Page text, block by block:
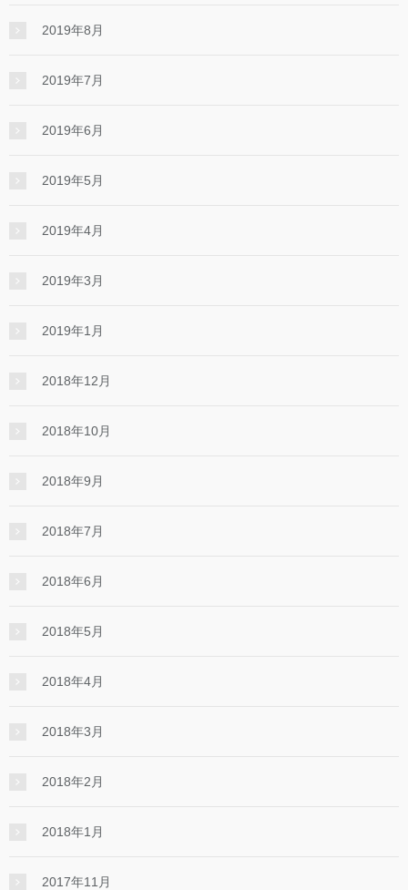
2019年8月
2019年7月
2019年6月
2019年5月
2019年4月
2019年3月
2019年1月
2018年12月
2018年10月
2018年9月
2018年7月
2018年6月
2018年5月
2018年4月
2018年3月
2018年2月
2018年1月
2017年11月